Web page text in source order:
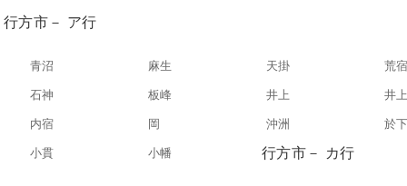
行方市－ ア行
青沼 麻生 天掛 荒
石神 板峰 井上 井
内宿 岡 沖洲 於
小貫 小幡 行方市－ カ行